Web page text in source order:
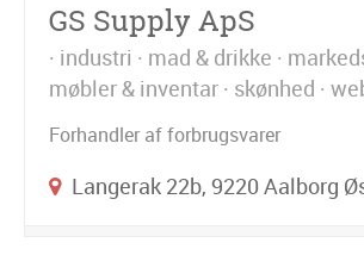
GS Supply ApS
industri mad & drikke
møbler & inventar skønhed
Forhandler af forbrugsvarer
Langerak 22b, 9220 Aalborg